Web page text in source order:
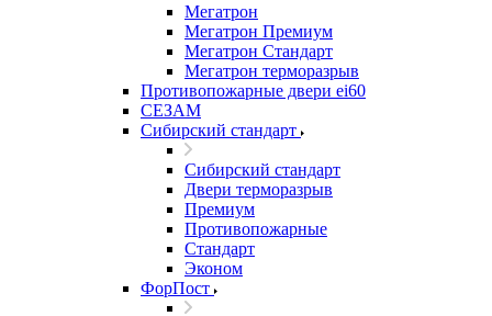
Мегатрон
Мегатрон Премиум
Мегатрон Стандарт
Мегатрон терморазрыв
Противопожарные двери ei60
СЕЗАМ
Сибирский стандарт
Сибирский стандарт
Двери терморазрыв
Премиум
Противопожарные
Стандарт
Эконом
ФорПост